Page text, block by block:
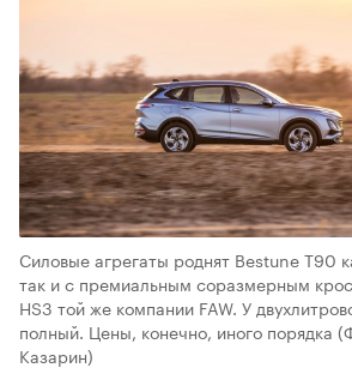
Силовые агрегаты роднят Bestune T90
так и с премиальным соразмерным
HS3 той же компании FAW. У
полный. Цены, конечно, иного порядка
Казарин)